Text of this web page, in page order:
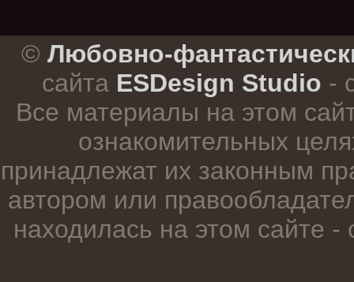
© Любовно-
сайта ESDesign Studio -
Все материалы на этом
ознакомительных
принадлежат их законным
автором или
находилась на этом сайте